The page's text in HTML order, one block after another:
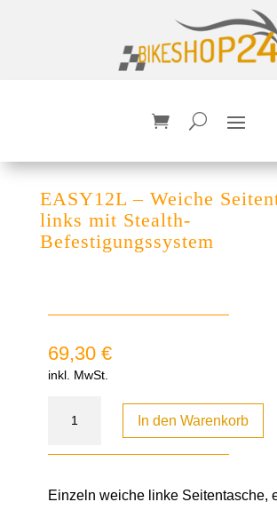
EASY12L – Weiche
links mit Stealth-
Befestigungssystem
69,30 €
inkl. MwSt.
In den Warenkorb
Einzeln weiche linke Seitentasche,